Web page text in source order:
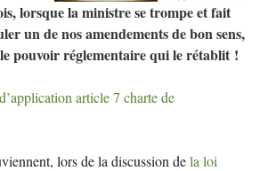
lorsque la ministre se trompe et fait
un de nos amendements de bon sens,
le pouvoir réglementaire qui le rétablit !
article 7 charte de
lors de la discussion dela loi